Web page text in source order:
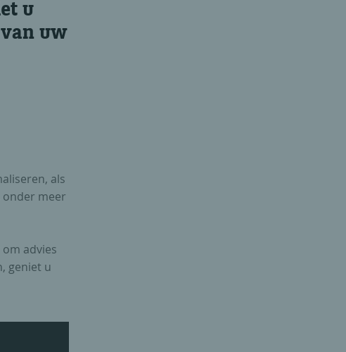
u
uw
als
onder meer
advies
geniet u